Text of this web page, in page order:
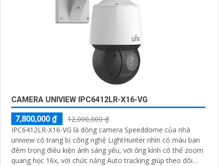
CAMERA UNIVIEW IPC6412LR-X16-VG
7,800,000 ₫
12,000,000 ₫
IPC6412LR-X16-VG là dòng camera Speeddome của nhà
uniview có trang bị công nghệ LightHunter nhìn có màu ban
đêm trong điều kiện ánh sáng yếu, với ống kính có thể zoom
quang học 16x, với chức năng Auto tracking giúp theo dõi